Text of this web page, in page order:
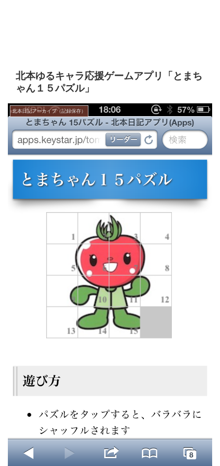
北本ゆるキャラ応援ゲームアプリ「とまち
ゃん１５パズル」
北本日記アーカイブ（記録保存）